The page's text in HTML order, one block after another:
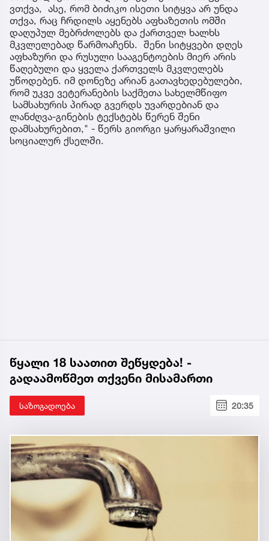
ვთქვა, ასე, რომ ბიძიკო ისეთი სიტყვა არ უნდა
თქვა, რაც ჩრდილს აყენებს აფხაზეთის ომში
დაღუპულ მებრძოლებს და ქართველ ხალხს
მკვლელებად წარმოაჩენს. შენი სიტყვები დღეს
აფხაზური და რუსული სააგენტოების მიერ არის
წაღებული და ყველა ქართველს მკვლელებს
უწოდებენ. იმ დონეზე არიან გათავხედებულები,
რომ უკვე ვეტერანების საქმეთა სახელმწიფო
სამსახურის პირად გვერდს უვარდებიან და
ლანძღვა-გინების ტექსტებს წერენ შენი
დამსახურებით," - წერს გიორგი ყარყარაშვილი
სოციალურ ქსელში.
წყალი 18 საათით შეწყდება! -
გადაამოწმეთ თქვენი მისამართი
საზოგადოება 20:35